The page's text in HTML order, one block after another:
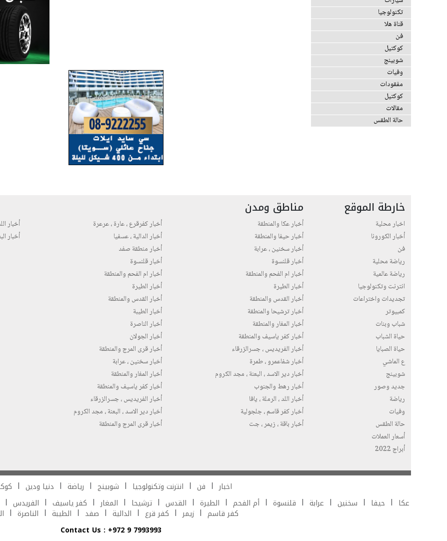
تكنولوجيا
قناة هلا
فن
كوكتيل
شوبينج
وفيات
مفقودات
كوكتيل
مقالات
حالة الطقس
خارطة الموقع
اخبار محلية
أخبار الكورونا
فن
رياضة محلية
رياضة عالمية
انترنت وتكنولوجيا
تجديدات واختراعات
كمبيوتر
شباب وبنات
حياة الشباب
حياة الصبايا
ع الماشي
شوبينج
جديد وصور
رياضة
وفيات
حالة الطقس
أسعار العملات
أبراج 2022
مناطق ومدن
أخبار عكا والمنطقة
أخبار حيفا والمنطقة
أخبار سخنين ، عرابة
أخبار قلنسوة
أخبار ام الفحم والمنطقة
أخبار الطيرة
أخبار القدس والمنطقة
أخبار ترشيحا والمنطقة
أخبار المغار والمنطقة
أخبار كفر ياسيف والمنطقة
أخبار الفريديس ، جسرالزرقاء
أخبار شفاعمرو ، طمرة
أخبار دير الاسد ، البعنة ، مجد الكروم
أخبار رهط والجنوب
أخبار اللد ، الرملة ، يافا
أخبار كفر قاسم ، جلجولية
أخبار باقة ، زيمر ، جت
أخبار كفرقرع ، عارة ، عرعرة
أخبار الدالية ، عسفيا
أخبار منطقة صفد
أخبار قلنسوة
أخبار ام الفحم والمنطقة
أخبار الطيرة
أخبار القدس والمنطقة
أخبار الطيبة
أخبار الناصرة
أخبار الجولان
أخبار قرى المرج والمنطقة
أخبار سخنين ، عرابة
أخبار المغار والمنطقة
أخبار كفر ياسيف والمنطقة
أخبار الفريديس ، جسرالزرقاء
أخبار دير الاسد ، البعنة ، مجد الكروم
أخبار قرى المرج والمنطقة
أخبار
أخبار
اخبار فن انترنت وتكنولوجيا شوبينج رياضة دنيا ودين
عكا
حيفا سخنين عرابة قلنسوة أم الفحم الطيرة القدس ترشيحا المغار كفر ياسيف الفريدس
كفر قاسم زيمر كفر قرع الدالية صفد الطيبة الناصرة
Contact Us : +972 9 7993993